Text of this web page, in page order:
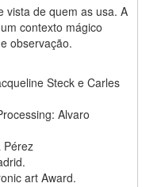
vista de quem as usa. A
contexto mágico
observação.
Steck e Carles
Alvaro
Pérez
art Award.